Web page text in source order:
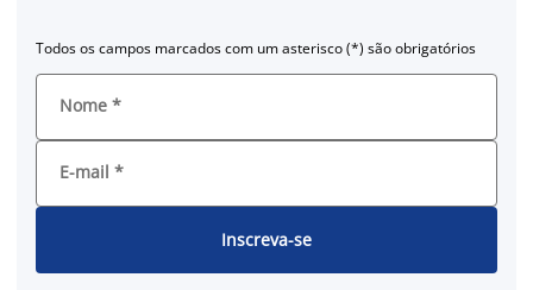
Todos os campos marcados com um asterisco (*) são obrigatórios
Nome *
E-mail *
Inscreva-se